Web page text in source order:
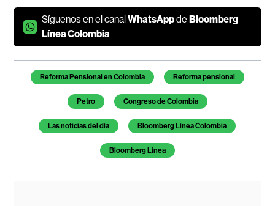
Síguenos en el canalWhatsAppdeBloomberg
Línea Colombia
Temas de este artículo
Reforma Pensional en Colombia Reforma pensional
Petro Congreso de Colombia
Las noticias del día Bloomberg Línea Colombia
Bloomberg Línea